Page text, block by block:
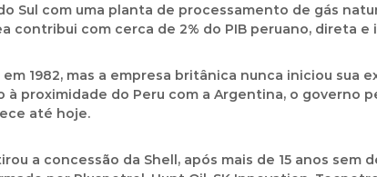
Sul com uma planta de processamento de gás
contribui com cerca de 2% do PIB peruano, direta
1982, mas a empresa britânica nunca iniciou sua
à proximidade do Peru com a Argentina, o governo
até hoje.
a concessão da Shell, após mais de 15 anos